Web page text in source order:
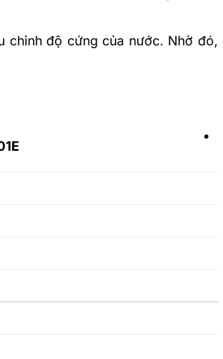
chỉnh độ cứng của nước. Nhờ đó,